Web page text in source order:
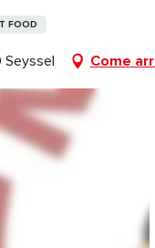
FOOD
Seyssel Come